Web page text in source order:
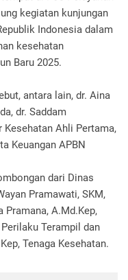
kegiatan kunjungan
Indonesia dalam
kesehatan
Baru 2025.
antara lain, dr. Aina
dr. Saddam
Ahli Pertama,
Keuangan APBN
dari Dinas
Pramawati, SKM,
Pramana, A.Md.Kep,
Terampil dan
Tenaga Kesehatan.